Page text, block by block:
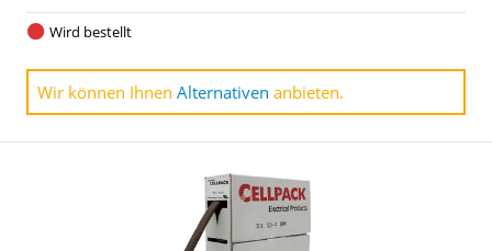
Wird bestellt
Wir können Ihnen Alternativen anbieten.